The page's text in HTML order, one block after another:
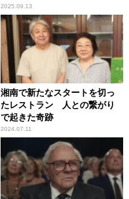
2025.09.13
湘南で新たなスタートを切っ
たレストラン 人との繋がり
で起きた奇跡
2024.07.11